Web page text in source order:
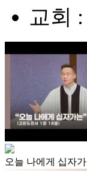
교회
오늘 나에게 십자